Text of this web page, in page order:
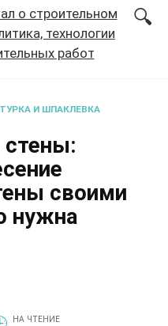
И ШПАКЛЕВКА
стены:
своими
нужна
НА ЧТЕНИЕ